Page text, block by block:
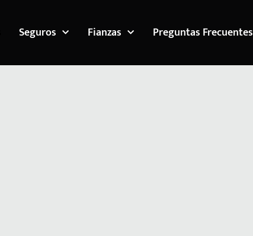
Seguros Fianzas Preguntas Frecuentes